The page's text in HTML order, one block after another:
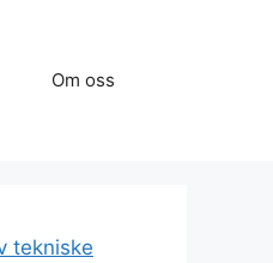
Om oss
tekniske